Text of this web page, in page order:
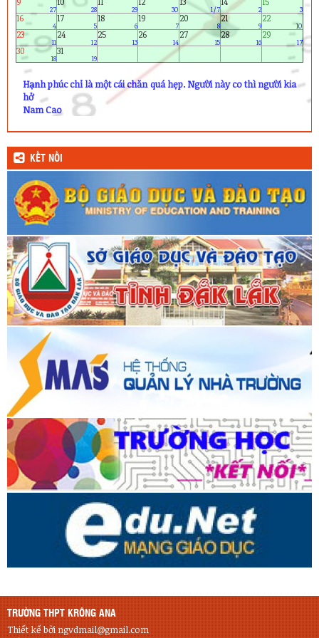
27 28 29 30 1/7 2 3
16
4
17
5
18
6
19
7
20
8
21
9
22
10
23
11
24
12
25
13
26
14
27
15
28
16
29
17
30
18
31
19
Hạnh phúc chỉ là một cái chăn quá hẹp. Người này co thì người kia
hở
Nam Cao
KẾT NỐI
TRƯỜNG THPT KRÔNG ANA
Thiết kế bởi ngvdmail@gmail.com